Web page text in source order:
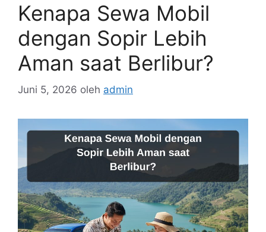
Kenapa Sewa Mobil
dengan Sopir Lebih
Aman saat Berlibur?
Juni 5, 2026 oleh admin